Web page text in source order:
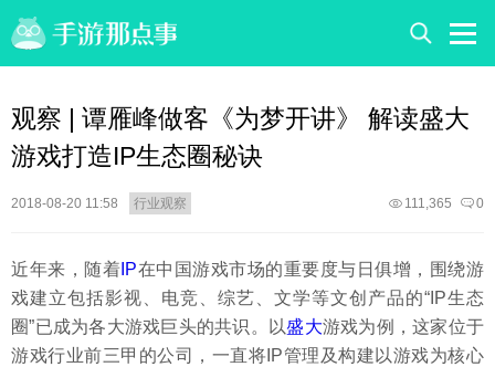
观察 | 谭雁峰做客《为梦开讲》 解读盛大
游戏打造IP生态圈秘诀
2018-08-20 11:58 行业观察 0
111,365
近年来，随着 IP在中国游戏市场的重要度与日俱增，围绕游
戏建立包括影视、电竞、综艺、文学等文创产品的“IP生态
圈”已成为各大游戏巨头的共识。以盛大游戏为例，这家位于
游戏行业前三甲的公司，一直将IP管理及构建以游戏为核心